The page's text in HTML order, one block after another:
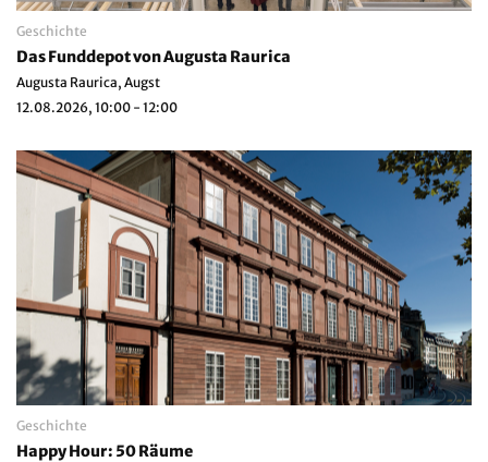
Geschichte
Das Funddepot von Augusta Raurica
Augusta Raurica, Augst
12.08.2026, 10:00 - 12:00
Geschichte
Happy Hour: 50 Räume